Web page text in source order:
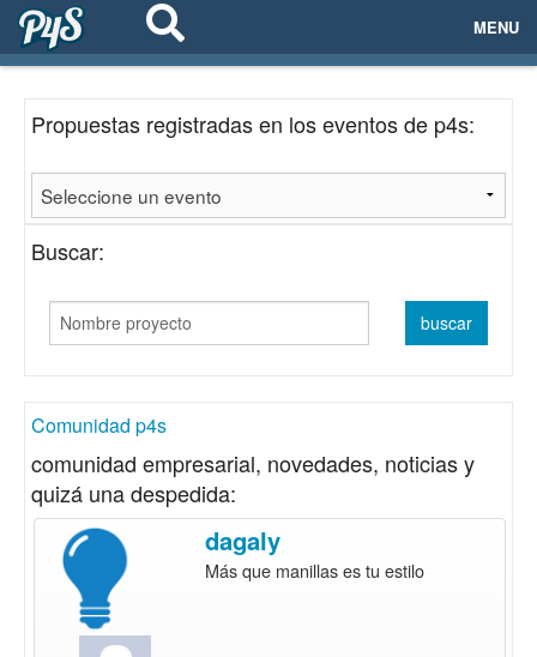
MENU
EVENTOS
EMPRESAS
PROYECTOS
NETWORKING
Propuestas registradas en los eventos de p4s:
Buscar:
Comunidad p4s
comunidad empresarial, novedades, noticias y
quizá una despedida:
dagaly
Más que manillas es tu estilo